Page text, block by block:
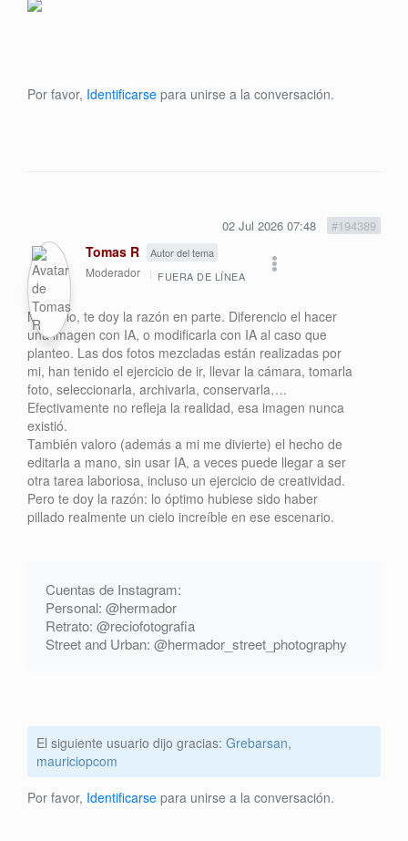
Por favor, Identificarse para unirse a la conversación.
02 Jul 2026 07:48 #194389
Tomas R Autor del tema
Moderador FUERA DE LÍNEA
Mauricio, te doy la razón en parte. Diferencio el hacer
una imagen con IA, o modificarla con IA al caso que
planteo. Las dos fotos mezcladas están realizadas por
mi, han tenido el ejercicio de ir, llevar la cámara, tomarla
foto, seleccionarla, archivarla, conservarla….
Efectivamente no refleja la realidad, esa imagen nunca
existió.
También valoro (además a mi me divierte) el hecho de
editarla a mano, sin usar IA, a veces puede llegar a ser
otra tarea laboriosa, incluso un ejercicio de creatividad.
Pero te doy la razón: lo óptimo hubiese sido haber
pillado realmente un cielo increíble en ese escenario.
Cuentas de Instagram:
Personal: @hermador
Retrato: @reciofotografia
Street and Urban: @hermador_street_photography
El siguiente usuario dijo gracias: Grebarsan,
mauriciopcom
Por favor, Identificarse para unirse a la conversación.